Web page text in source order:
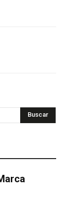
Buscar